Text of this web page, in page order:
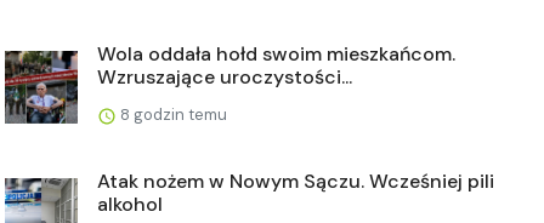
Wola oddała hołd swoim mieszkańcom.
Wzruszające uroczystości...
8 godzin temu
Atak nożem w Nowym Sączu. Wcześniej pili
alkohol